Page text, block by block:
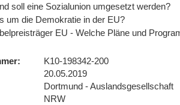
soll eine Sozialunion umgesetzt werden?
um die Demokratie in der EU?
EU - Welche Pläne und
K10-198342-200
20.05.2019
Dortmund - Auslandsgesellschaft
NRW